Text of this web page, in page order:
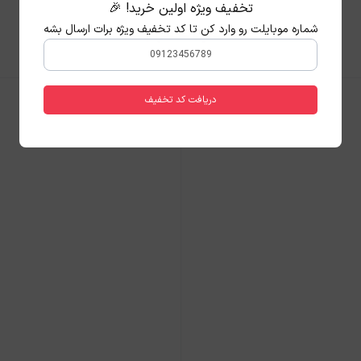
محصولات مرتبط 👇
تخفیف ویژه اولین خرید! 🎉
شماره موبایلت رو وارد کن تا کد تخفیف ویژه برات ارسال بشه
دریافت کد تخفیف